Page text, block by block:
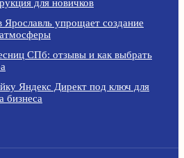
для новичков
Ярославль упрощает создание
СПб: отзывы и как выбрать
Яндекс Директ под ключ для
бизнеса